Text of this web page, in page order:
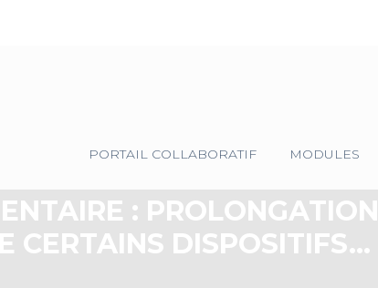
Principal
PORTAIL COLLABORATIF MODULES
: PROLONGATION
CERTAINS DISPOSITIFS…